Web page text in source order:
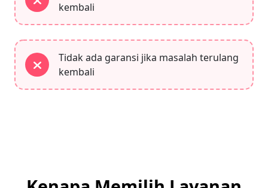
kembali
Tidak ada garansi jika masalah terulang
kembali